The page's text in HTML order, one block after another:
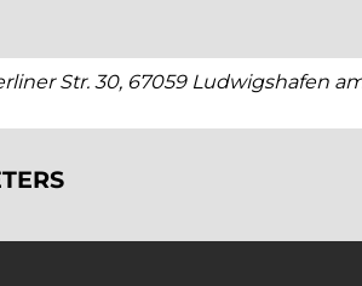
Str. 30, 67059 Ludwigshafen
Fenster